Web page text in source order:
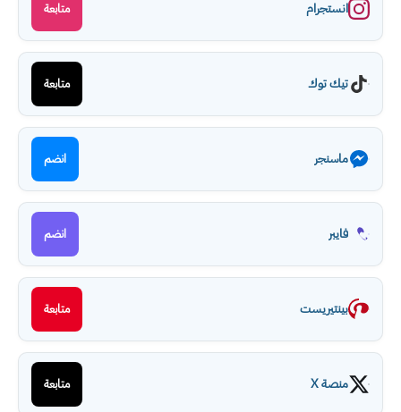
انستجرام متابعة
تيك توك متابعة
ماسنجر انضم
فايبر انضم
بينتيريست متابعة
منصة X متابعة